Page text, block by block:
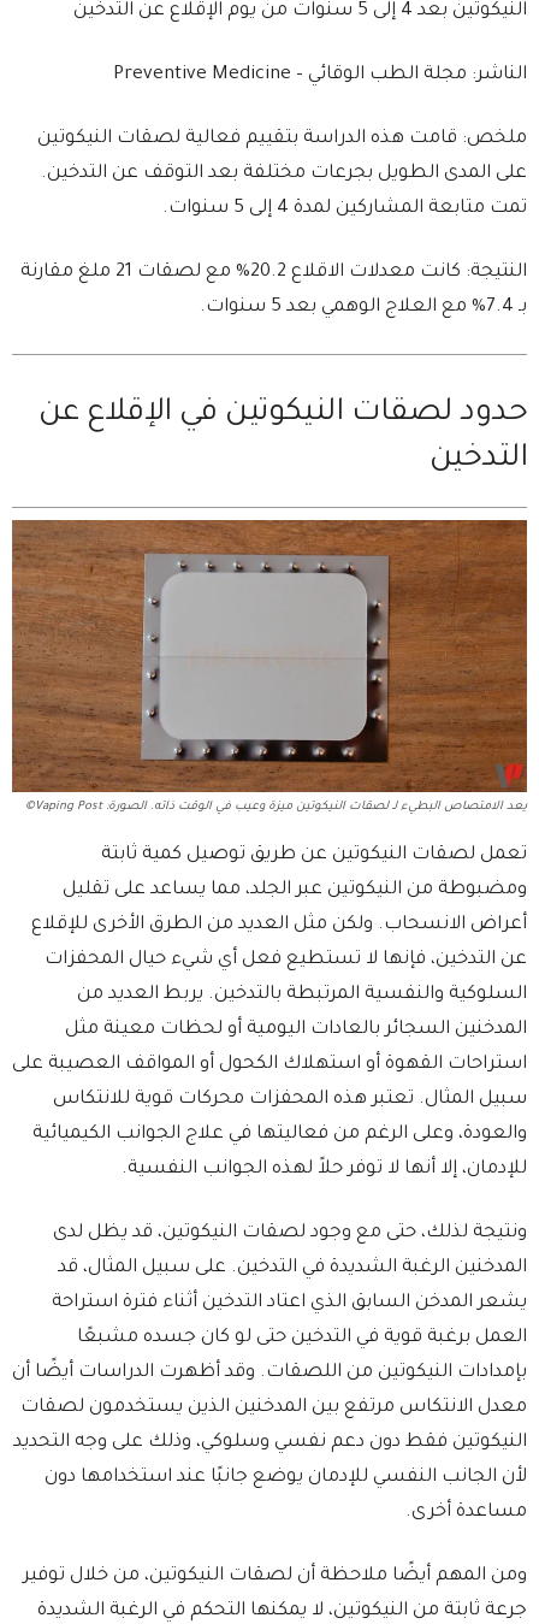
النيكوتين بعد 4 إلى 5 سنوات من يوم الإقلاع عن التدخين
الناشر: مجلة الطب الوقائي – Preventive Medicine
ملخص: قامت هذه الدراسة بتقييم فعالية لصقات النيكوتين
على المدى الطويل بجرعات مختلفة بعد التوقف عن التدخين.
تمت متابعة المشاركين لمدة 4 إلى 5 سنوات.
النتيجة: كانت معدلات الاقلاع 20.2% مع لصقات 21 ملغ مقارنة
بـ 7.4% مع العلاج الوهمي بعد 5 سنوات.
حدود لصقات النيكوتين في الإقلاع عن
التدخين
يعد الامتصاص البطيء لـ لصقات النيكوتين ميزة وعيب في الوقت ذاته. الصورة: Vaping Post©
تعمل لصقات النيكوتين عن طريق توصيل كمية ثابتة
ومضبوطة من النيكوتين عبر الجلد، مما يساعد على تقليل
أعراض الانسحاب. ولكن مثل العديد من الطرق الأخرى للإقلاع
عن التدخين، فإنها لا تستطيع فعل أي شيء حيال المحفزات
السلوكية والنفسية المرتبطة بالتدخين. يربط العديد من
المدخنين السجائر بالعادات اليومية أو لحظات معينة مثل
استراحات القهوة أو استهلاك الكحول أو المواقف العصيبة على
سبيل المثال. تعتبر هذه المحفزات محركات قوية للانتكاس
والعودة، وعلى الرغم من فعاليتها في علاج الجوانب الكيميائية
للإدمان، إلا أنها لا توفر حلاً لهذه الجوانب النفسية.
ونتيجة لذلك، حتى مع وجود لصقات النيكوتين، قد يظل لدى
المدخنين الرغبة الشديدة في التدخين. على سبيل المثال، قد
يشعر المدخن السابق الذي اعتاد التدخين أثناء فترة استراحة
العمل برغبة قوية في التدخين حتى لو كان جسده مشبعًا
بإمدادات النيكوتين من اللصقات. وقد أظهرت الدراسات أيضًا أن
معدل الانتكاس مرتفع بين المدخنين الذين يستخدمون لصقات
النيكوتين فقط دون دعم نفسي وسلوكي، وذلك على وجه التحديد
لأن الجانب النفسي للإدمان يوضع جانبًا عند استخدامها دون
مساعدة أخرى.
ومن المهم أيضًا ملاحظة أن لصقات النيكوتين، من خلال توفير
جرعة ثابتة من النيكوتين، لا يمكنها التحكم في الرغبة الشديدة